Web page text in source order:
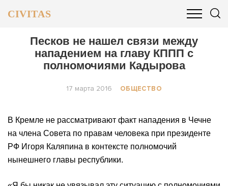
CIVITAS
ОБЩЕСТВО БИЗНЕС И ФИНАНСЫ
Песков не нашел связи между
нападением на главу КППП с
полномочиями Кадырова
17 марта 2016 ОБЩЕСТВО
В Кремле не рассматривают факт нападения в Чечне
на члена Совета по правам человека при президенте
РФ Игоря Каляпина в контексте полномочий
нынешнего главы республики.